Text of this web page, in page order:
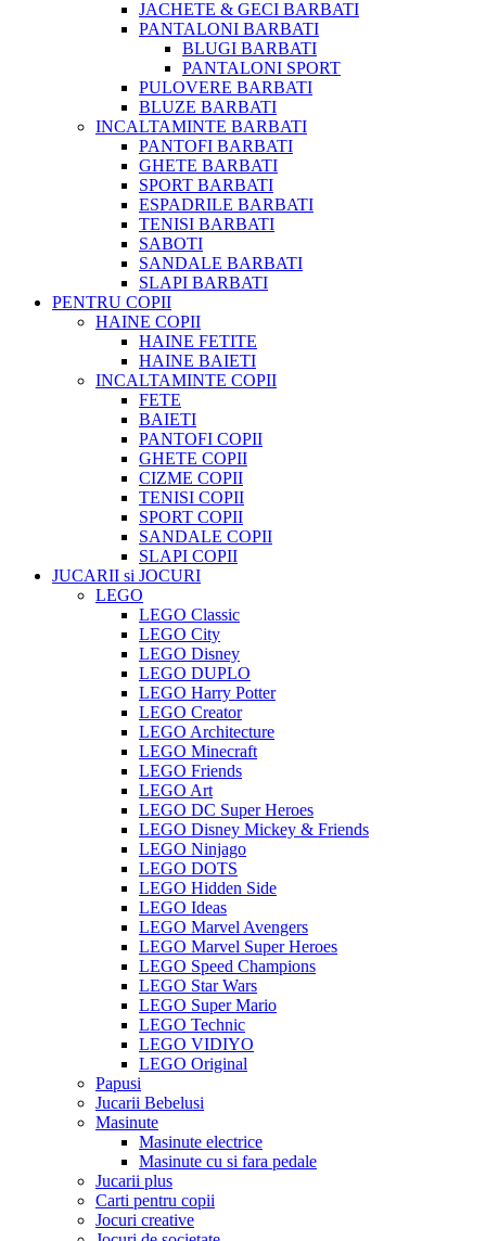
JACHETE & GECI BARBATI
PANTALONI BARBATI
BLUGI BARBATI
PANTALONI SPORT
PULOVERE BARBATI
BLUZE BARBATI
INCALTAMINTE BARBATI
PANTOFI BARBATI
GHETE BARBATI
SPORT BARBATI
ESPADRILE BARBATI
TENISI BARBATI
SABOTI
SANDALE BARBATI
SLAPI BARBATI
PENTRU COPII
HAINE COPII
HAINE FETITE
HAINE BAIETI
INCALTAMINTE COPII
FETE
BAIETI
PANTOFI COPII
GHETE COPII
CIZME COPII
TENISI COPII
SPORT COPII
SANDALE COPII
SLAPI COPII
JUCARII si JOCURI
LEGO
LEGO Classic
LEGO City
LEGO Disney
LEGO DUPLO
LEGO Harry Potter
LEGO Creator
LEGO Architecture
LEGO Minecraft
LEGO Friends
LEGO Art
LEGO DC Super Heroes
LEGO Disney Mickey & Friends
LEGO Ninjago
LEGO DOTS
LEGO Hidden Side
LEGO Ideas
LEGO Marvel Avengers
LEGO Marvel Super Heroes
LEGO Speed Champions
LEGO Star Wars
LEGO Super Mario
LEGO Technic
LEGO VIDIYO
LEGO Original
Papusi
Jucarii Bebelusi
Masinute
Masinute electrice
Masinute cu si fara pedale
Jucarii plus
Carti pentru copii
Jocuri creative